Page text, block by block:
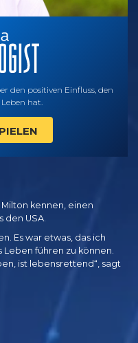
den positiven Einfluss, den
hat.
kennen, einen
den USA.
Es war etwas, das ich
führen zu können.
ist lebensrettend“, sagt